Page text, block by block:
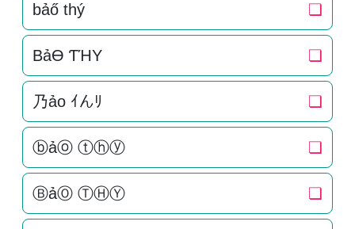
bảő thý ❏
BảӨ ƬΉY ❏
乃ảo ｲんﾘ ❏
ⓑảⓞ ⓣⓗⓨ ❏
ⒷảⓄ ⓉⒽⓎ ❏